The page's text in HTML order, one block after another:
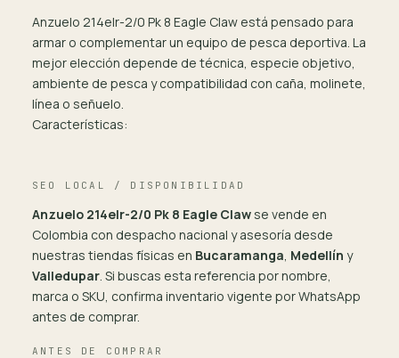
Anzuelo 214elr-2/0 Pk 8 Eagle Claw está pensado para
armar o complementar un equipo de pesca deportiva. La
mejor elección depende de técnica, especie objetivo,
ambiente de pesca y compatibilidad con caña, molinete,
línea o señuelo.
Características:
SEO LOCAL / DISPONIBILIDAD
Anzuelo 214elr-2/0 Pk 8 Eagle Claw se vende en
Colombia con despacho nacional y asesoría desde
nuestras tiendas físicas en Bucaramanga, Medellín y
Valledupar. Si buscas esta referencia por nombre,
marca o SKU, confirma inventario vigente por WhatsApp
antes de comprar.
ANTES DE COMPRAR